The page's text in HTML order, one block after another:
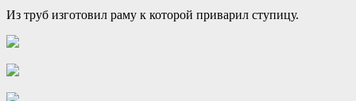
Из труб изготовил раму к которой приварил ступицу.